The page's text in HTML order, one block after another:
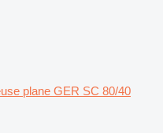
plane GER SC 80/40